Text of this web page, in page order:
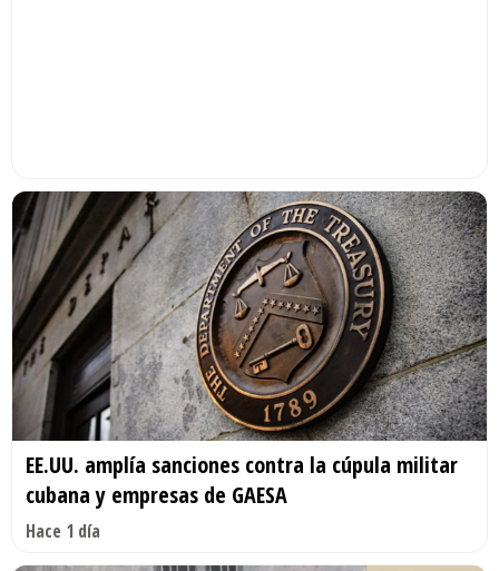
EE.UU. amplía sanciones contra la cúpula militar
cubana y empresas de GAESA
Hace 1 día